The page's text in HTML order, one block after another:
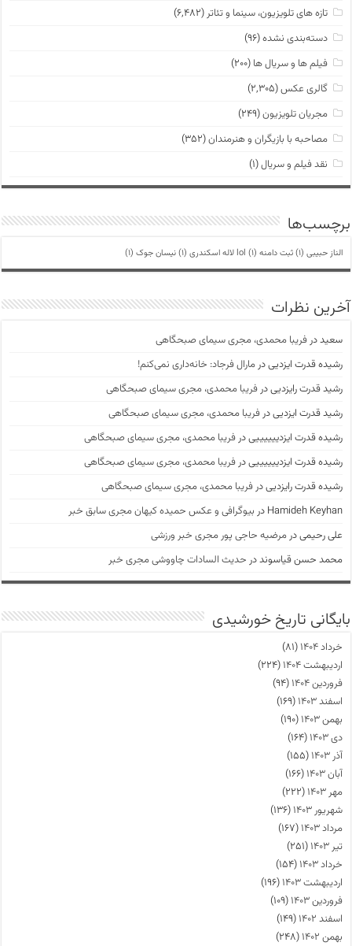
تازه های تلویزیون، سینما و تئاتر (۶,۴۸۲)
دسته‌بندی نشده(۹۶)
فیلم ها و سریال ها (۲۰۰)
گالری عکس(۲,۳۰۵)
مجریان تلویزیون(۲۴۹)
مصاحبه با بازیگران و هنرمندان(۳۵۲)
نقد فیلم و سریال(۱)
برچسب‌ها
الناز حبیبی (1) ثبت دامنه lol (1) لاله اسکندری (1) نیسان جوک (1)
آخرین نظرات
سعیددرفریبا محمدی، مجری سیمای صبحگاهی
رشیده قدرت ایزدییدرمارال فرجاد: خانه‌داری نمی‌کنم!
رشید قدرت رایزدییدرفریبا محمدی، مجری سیمای صبحگاهی
رشید قدرت ایزدییدرفریبا محمدی، مجری سیمای صبحگاهی
رشیده قدرت ایزدیییییییدرفریبا محمدی، مجری سیمای صبحگاهی
رشیده قدرت ایزدیییییییدرفریبا محمدی، مجری سیمای صبحگاهی
رشیده قدرت رایزدییدرفریبا محمدی، مجری سیمای صبحگاهی
Hamideh Keyhan در بیوگرافی و عکس حمیده کیهان مجری سابق خبر
علی رحیمیدرمرضیه حاجی پور مجری خبر ورزشی
محمد حسن قیاسونددر حدیث السادات چاووشی مجری خبر
بایگانی تاریخ خورشیدی
خرداد ۱۴۰۴
(۸۱)
اردیبهشت ۱۴۰۴
(۲۲۴)
فروردین ۱۴۰۴
(۹۴)
اسفند ۱۴۰۳
(۱۶۹)
بهمن ۱۴۰۳
(۱۹۰)
دی ۱۴۰۳
(۱۶۴)
آذر ۱۴۰۳
(۱۵۵)
آبان ۱۴۰۳
(۱۶۶)
مهر ۱۴۰۳
(۲۲۲)
شهریور ۱۴۰۳
(۱۳۶)
مرداد ۱۴۰۳
(۱۶۷)
تیر ۱۴۰۳
(۲۵۱)
خرداد ۱۴۰۳
(۱۵۴)
اردیبهشت ۱۴۰۳
(۱۹۶)
فروردین ۱۴۰۳
(۱۰۹)
اسفند ۱۴۰۲
(۱۴۹)
بهمن ۱۴۰۲
(۲۴۸)